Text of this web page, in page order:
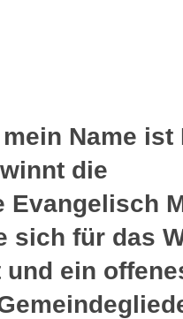
Name ist
die
Evangelisch
sich für das
ein